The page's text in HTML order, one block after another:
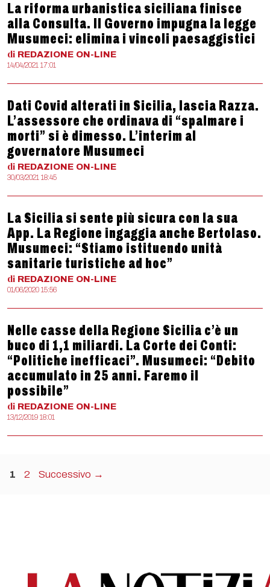
La riforma urbanistica siciliana finisce
alla Consulta. Il Governo impugna la legge
Musumeci: elimina i vincoli paesaggistici
di REDAZIONE ON-LINE
14/04/2021 17:01
Dati Covid alterati in Sicilia, lascia Razza.
L’assessore che ordinava di “spalmare i
morti” si è dimesso. L’interim al
governatore Musumeci
di REDAZIONE ON-LINE
30/03/2021 18:45
La Sicilia si sente più sicura con la sua
App. La Regione ingaggia anche Bertolaso.
Musumeci: “Stiamo istituendo unità
sanitarie turistiche ad hoc”
di REDAZIONE ON-LINE
01/06/2020 15:56
Nelle casse della Regione Sicilia c’è un
buco di 1,1 miliardi. La Corte dei Conti:
“Politiche inefficaci”. Musumeci: “Debito
accumulato in 25 anni. Faremo il
possibile”
di REDAZIONE ON-LINE
13/12/2019 18:01
Pagina
1 Pagina
2 Successivo →